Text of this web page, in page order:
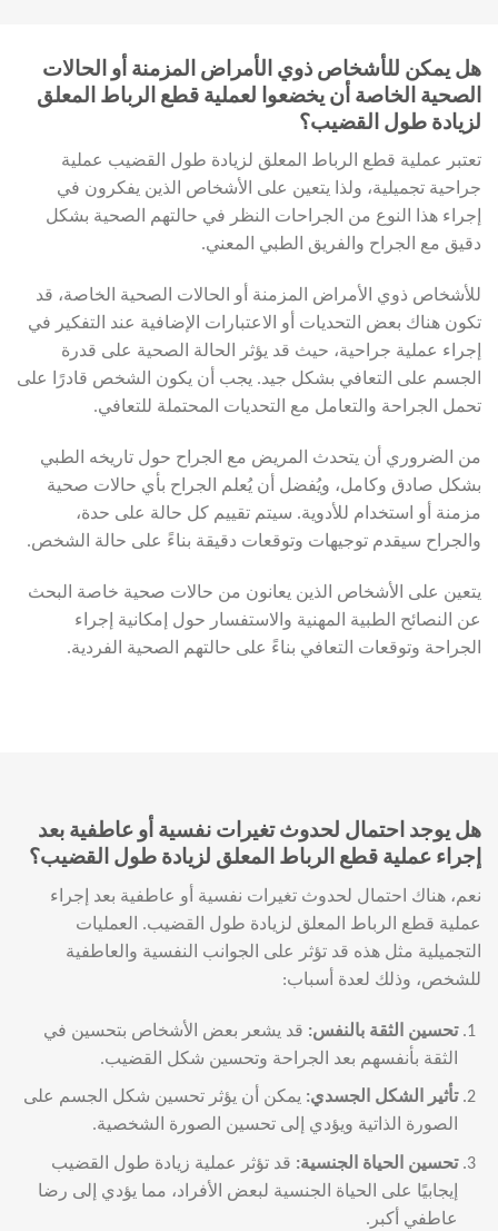
هل يمكن للأشخاص ذوي الأمراض المزمنة أو الحالات
الصحية الخاصة أن يخضعوا لعملية قطع الرباط المعلق
لزيادة طول القضيب؟
تعتبر عملية قطع الرباط المعلق لزيادة طول القضيب عملية
جراحية تجميلية، ولذا يتعين على الأشخاص الذين يفكرون في
إجراء هذا النوع من الجراحات النظر في حالتهم الصحية بشكل
دقيق مع الجراح والفريق الطبي المعني.
للأشخاص ذوي الأمراض المزمنة أو الحالات الصحية الخاصة، قد
تكون هناك بعض التحديات أو الاعتبارات الإضافية عند التفكير في
إجراء عملية جراحية، حيث قد يؤثر الحالة الصحية على قدرة
الجسم على التعافي بشكل جيد. يجب أن يكون الشخص قادرًا على
تحمل الجراحة والتعامل مع التحديات المحتملة للتعافي.
من الضروري أن يتحدث المريض مع الجراح حول تاريخه الطبي
بشكل صادق وكامل، ويُفضل أن يُعلم الجراح بأي حالات صحية
مزمنة أو استخدام للأدوية. سيتم تقييم كل حالة على حدة،
والجراح سيقدم توجيهات وتوقعات دقيقة بناءً على حالة الشخص.
يتعين على الأشخاص الذين يعانون من حالات صحية خاصة البحث
عن النصائح الطبية المهنية والاستفسار حول إمكانية إجراء
الجراحة وتوقعات التعافي بناءً على حالتهم الصحية الفردية.
هل يوجد احتمال لحدوث تغيرات نفسية أو عاطفية بعد
إجراء عملية قطع الرباط المعلق لزيادة طول القضيب؟
نعم، هناك احتمال لحدوث تغيرات نفسية أو عاطفية بعد إجراء
عملية قطع الرباط المعلق لزيادة طول القضيب. العمليات
التجميلية مثل هذه قد تؤثر على الجوانب النفسية والعاطفية
للشخص، وذلك لعدة أسباب:
تحسين الثقة بالنفس: قد يشعر بعض الأشخاص بتحسين في
الثقة بأنفسهم بعد الجراحة وتحسين شكل القضيب.
تأثير الشكل الجسدي: يمكن أن يؤثر تحسين شكل الجسم على
الصورة الذاتية ويؤدي إلى تحسين الصورة الشخصية.
تحسين الحياة الجنسية: قد تؤثر عملية زيادة طول القضيب
إيجابيًا على الحياة الجنسية لبعض الأفراد، مما يؤدي إلى رضا
عاطفي أكبر.